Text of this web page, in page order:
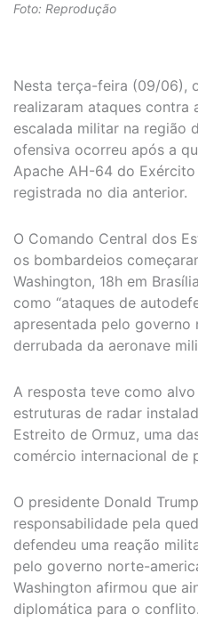
Foto: Reprodução
Nesta terça-feira (09/06),
realizaram ataques contra
escalada militar na região
ofensiva ocorreu após a
Apache AH-64 do
registrada no dia anterior.
O Comando Central dos
os bombardeios
Washington, 18h em
como “ataques de
apresentada pelo
derrubada da aeronave
A resposta teve como
estruturas de radar
Estreito de Ormuz, uma
comércio internacional de
O presidente Donald
responsabilidade pela
defendeu uma reação
pelo governo norte-
Washington afirmou que
diplomática para o conflito.